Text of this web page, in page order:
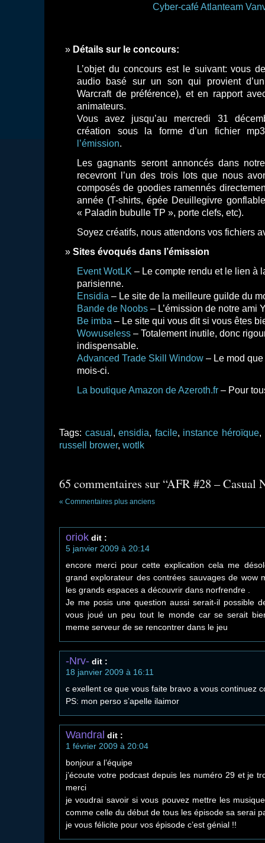
Cyber-café Atlanteam
Détails sur le concours:
L’objet du concours est le suivant: vous
audio basé sur un son qui provient
Warcraft de préférence), et en rapport
animateurs.
Vous avez jusqu’au mercredi 31
création sous la forme d’un fichier
l’émission.
Les gagnants seront annoncés dans
recevront l’un des trois lots que nous
composés de goodies ramennés
année (T-shirts, épée Deuillegivre
« Paladin bubulle TP », porte clefs, etc).
Soyez créatifs, nous attendons vos fichiers
Sites évoqués dans l’émission
Event WotLK – Le compte rendu et le lien à
parisienne.
Ensidia – Le site de la meilleure guilde du
Bande de Noobs – L’émission de notre ami
Be imba – Le site qui vous dit si vous êtes
Wowuseless – Totalement inutile, donc
indispensable.
Advanced Trade Skill Window – Le mod
mois-ci.
La boutique Amazon de Azeroth.fr – Pour
Tags: casual ,ensidia, facile, instance héroïque,
russell brower, wotlk
65 commentaires sur “AFR #28 – Casual
« Commentaires plus anciens
oriok dit :
5 janvier 2009 à 20:14
encore merci pour cette explication cela me
grand explorateur des contrées sauvages de wow
les grands espaces a découvrir dans norfrendre .
Je me posis une question aussi serait-il possible
vous joué un peu tout le monde car se serait
meme serveur de se rencontrer dans le jeu
-Nrv- dit :
18 janvier 2009 à 16:11
c exellent ce que vous faite bravo a vous continuez
PS: mon perso s’apelle ilaimor
Wandral dit :
1 février 2009 à 20:04
bonjour a l’équipe
j’écoute votre podcast depuis les numéro 29 et je
merci
je voudrai savoir si vous pouvez mettre les
comme celle du début de tous les épisode sa serai
je vous félicite pour vos épisode c’est génial !!